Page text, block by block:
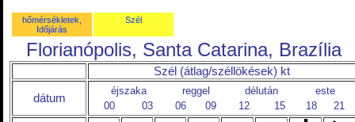
hőmérsékletek,
Időjárás
Szél
Florianópolis, Santa Catarina, Brazília
Szél (átlag/széllökések) kt
dátum
éjszaka reggel délután
este
00
03 06 09 12 15 18 21